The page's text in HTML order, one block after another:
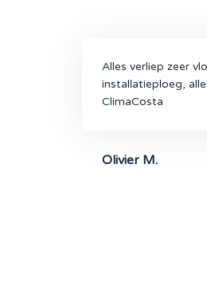
Alles verliep zeer
installatieploeg,
ClimaCosta
Olivier M.